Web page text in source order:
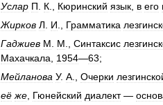
Услар П К Кюринский язык в его
Жирков Л И Грамматика
Гаджиев М М Синтаксис
Махачкала
1954—63;
Мейланова У. А Очерки
её же Гюнейский диалект—